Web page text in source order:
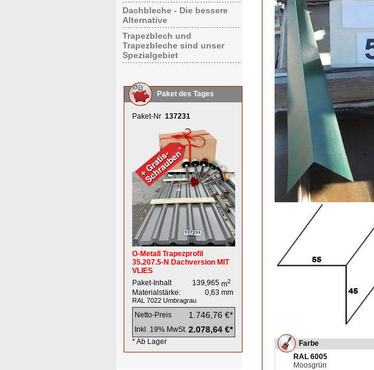
Dachbleche - Die bessere
Alternative
Trapezblech und
Trapezbleche sind unser
Spezialgebiet
Paket des Tages
Paket-Nr 137231
O-Metall Trapezprofil
35.207.5-N Dachversion MIT
VLIES
Paket-Inhalt
139,965 m2
Materialstärke: 0,63 mm
RAL 7022 Umbragrau
Netto-Preis 1.746,76 €*
Inkl. 19% MwSt. 2.078,64 €*
* Ab Lager
Farbe
RAL 6005
Moosgrün